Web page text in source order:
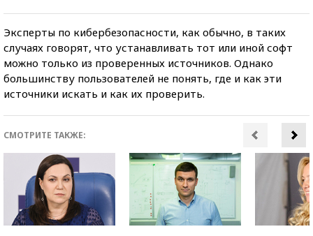
Эксперты по кибербезопасности, как обычно, в таких
случаях говорят, что устанавливать тот или иной софт
можно только из проверенных источников. Однако
большинству пользователей не понять, где и как эти
источники искать и как их проверить.
СМОТРИТЕ ТАКЖЕ: